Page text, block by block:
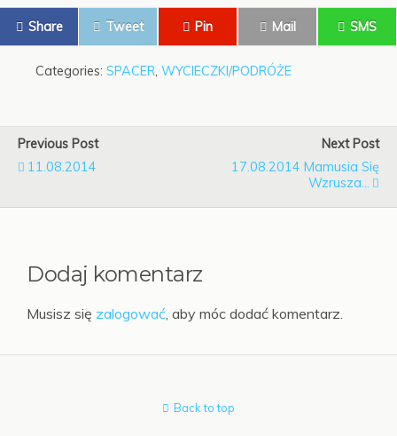
Share Tweet Pin Mail SMS
Categories: SPACER, WYCIECZKI/PODRÓŻE
Previous Post
11.08.2014
Next Post
17.08.2014 Mamusia Się
Wzrusza...
Dodaj komentarz
Musisz się zalogować , aby móc dodać komentarz.
Back to top